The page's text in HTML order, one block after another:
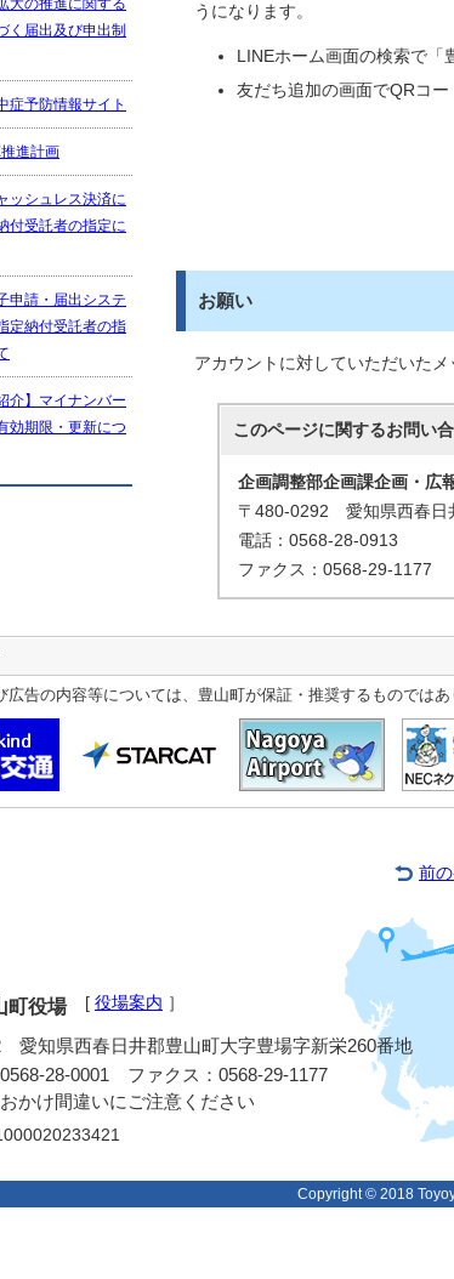
うになります。
LINEホーム画面の検索で「
友だち追加の画面でQRコ
お願い
アカウントに対していただいた
このページに関するお問い
企画調整部企画課企画・広
〒480-0292 愛知県西春日
電話：0568-28-0913
ファクス：0568-29-1177
大の推進に関する
く届出及び申出制
症予防情報サイト
進計画
ッシュレス決済に
付受託者の指定に
申請・届出システ
定納付受託者の指
介】マイナンバー
効期限・更新につ
広告の内容等については、豊山町が保証・推奨するものではあ
前
町役場 [ 役場案内 ］
愛知県西春日井郡豊山町大字豊場字新栄260番地
28-0001 ファクス：0568-29-1177
かけ間違いにご注意ください
Copyright © 2018